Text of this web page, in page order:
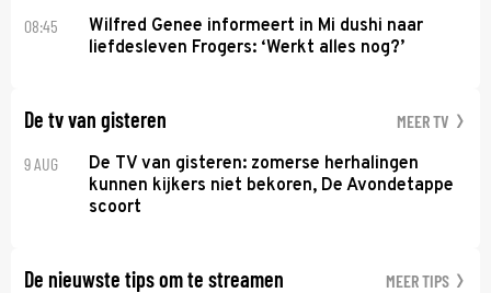
08:45
Wilfred Genee informeert in Mi dushi naar
liefdesleven Frogers: ‘Werkt alles nog?’
De tv van gisteren MEER TV
9 AUG
De TV van gisteren: zomerse herhalingen
kunnen kijkers niet bekoren, De Avondetappe
scoort
De nieuwste tips om te streamen MEER TIPS